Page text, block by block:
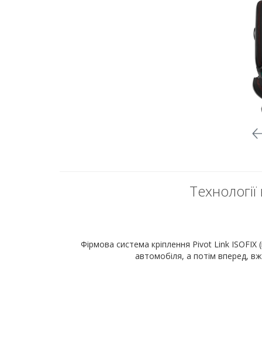
Фірмова система кріплення Pivot Link ISOFIX
автомобіля, а потім вперед,